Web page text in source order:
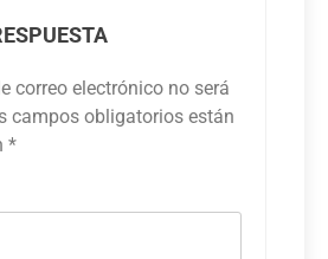
correo electrónico no será
campos obligatorios están
*